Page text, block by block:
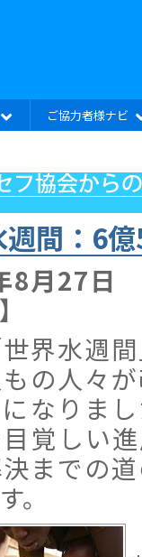
ご協力者様ナビ
間：6
8月27日
界水週
の人々
なりま
覚しい
までの
。